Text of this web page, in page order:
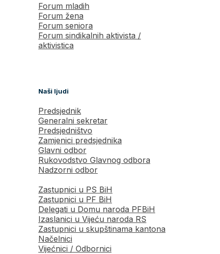
Forum mladih
Forum žena
Forum seniora
Forum sindikalnih aktivista /
aktivistica
Naši ljudi
Predsjednik
Generalni sekretar
Predsjedništvo
Zamjenici predsjednika
Glavni odbor
Rukovodstvo Glavnog odbora
Nadzorni odbor
Zastupnici u PS BiH
Zastupnici u PF BiH
Delegati u Domu naroda PFBiH
Izaslanici u Vijeću naroda RS
Zastupnici u skupštinama kantona
Načelnici
Vijećnici / Odbornici